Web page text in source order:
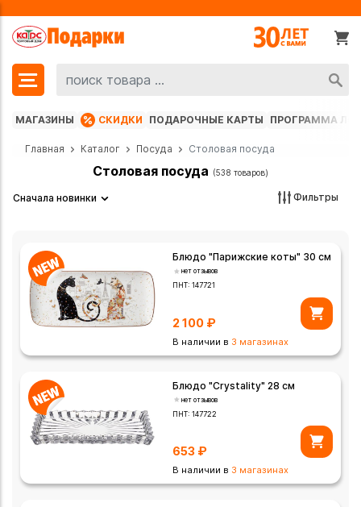
МАГАЗИНЫ СКИДКИ ПОДАРОЧНЫЕ КАРТЫ ПРОГРАММА
Главная Каталог Посуда Столовая посуда
Столовая посуда (538 товаров)
Сначала новинки Фильтры
Блюдо "Парижские коты" 30 см
нет отзывов
ПНТ:147721
2 100 ₽
В наличии в 3 магазинах
Блюдо "Crystality" 28 см
нет отзывов
ПНТ:147722
653 ₽
В наличии в 3 магазинах